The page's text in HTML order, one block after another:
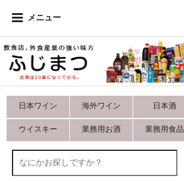
メニュー
日本ワイン 海外ワイン 日本酒
ウイスキー 業務用お酒 業務用食品